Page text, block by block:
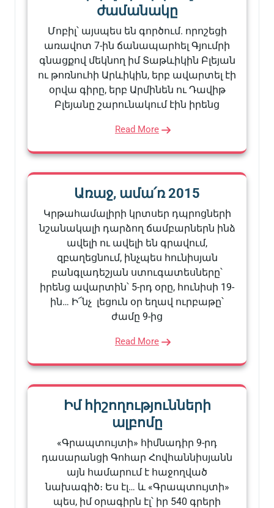
ժամանակը
Մոբիլ՝ այսպես են գործում. որոշեցի
առավոտ 7-ին ճանապարհել Գյումրի
գնացքով մեկնող իմ Տաթևիկին Բլեյան
ու թոռնուհի Արևիկին, երբ ավարտել էի
օրվա գիրը, երբ Արմինեն ու Դավիթ
Բլեյանը շարունակում էին իրենց
Read More
Առաջ, ամա՛ռ 2015
Կրթահամալիրի կրտսեր դպրոցների
նշանակալի դարձող ճամբարներն ինձ
ավելի ու ավելի են գրավում,
զբաղեցնում, ինչպես հունիսյան
բանգլադեշյան ստուգատեսները՝
իրենց ավարտին՝ 5-րդ օրը, հունիսի 19-
ին… Ի՜նչ լեցուն օր եղավ ուրբաթը՝
ժամը 9-ից
Read More
Իմ հիշողությունների
ալբոմը
«Գրապտույտի» հիմնադիր 9-րդ
դասարանցի Գոհար Հովհաննիսյանն
այն համարում է հաջողված
նախագիծ։ Ես էլ… և «Գրապտույտի»
պես, իմ օրագիրն էլ՝ իր 540 գրերի